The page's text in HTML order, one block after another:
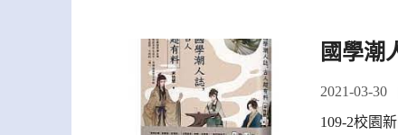
國學潮
2021-03-30
109-2校園新